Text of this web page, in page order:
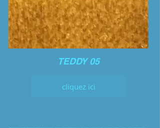
TEDDY 05
cliquez ici